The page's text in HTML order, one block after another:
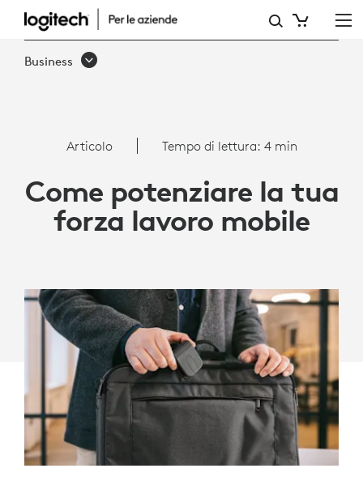
POTENZIA
LA
LAVORO
MOBILE
STRUMENTI
PER
AUMENTARE
PRODUTTIVITÀ
IN
MOVIMENTO
Business
Articolo Tempo di lettura: 4 min
Come potenziare la tua
forza lavoro mobile